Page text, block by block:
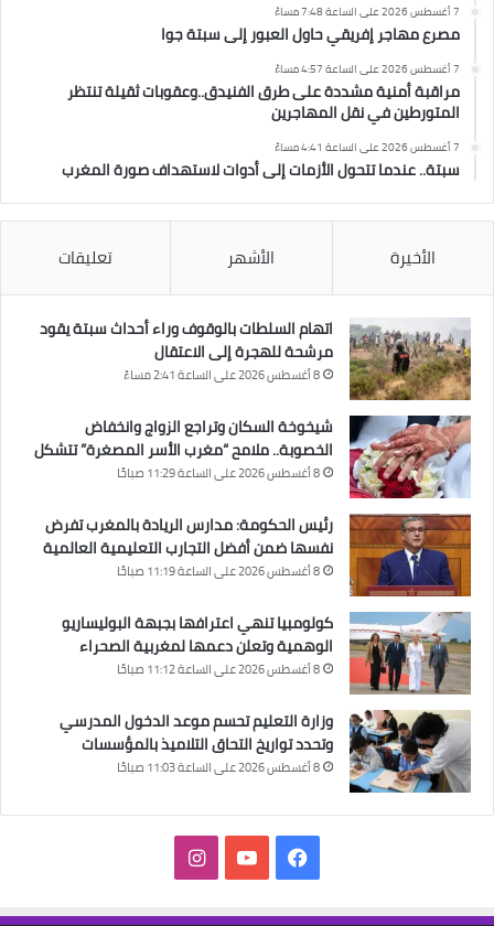
7 أغسطس 2026 على الساعة 7:48 مساءً
مصرع مهاجر إفريقي حاول العبور إلى سبتة جوا
7 أغسطس 2026 على الساعة 4:57 مساءً
مراقبة أمنية مشددة على طرق الفنيدق..وعقوبات ثقيلة تنتظر
المتورطين في نقل المهاجرين
7 أغسطس 2026 على الساعة 4:41 مساءً
سبتة.. عندما تتحول الأزمات إلى أدوات لاستهداف صورة المغرب
الأخيرة الأشهر تعليقات
اتهام السلطات بالوقوف وراء أحداث سبتة يقود
مرشحة للهجرة إلى الاعتقال
8 أغسطس 2026 على الساعة 2:41 مساءً
شيخوخة السكان وتراجع الزواج وانخفاض
الخصوبة.. ملامح “مغرب الأسر المصغرة” تتشكل
8 أغسطس 2026 على الساعة 11:29 صباحًا
رئيس الحكومة: مدارس الريادة بالمغرب تفرض
نفسها ضمن أفضل التجارب التعليمية العالمية
8 أغسطس 2026 على الساعة 11:19 صباحًا
كولومبيا تنهي اعترافها بجبهة البوليساريو
الوهمية وتعلن دعمها لمغربية الصحراء
8 أغسطس 2026 على الساعة 11:12 صباحًا
وزارة التعليم تحسم موعد الدخول المدرسي
وتحدد تواريخ التحاق التلاميذ بالمؤسسات
8 أغسطس 2026 على الساعة 11:03 صباحًا
فيسبوك‫YouTubeانستقرام